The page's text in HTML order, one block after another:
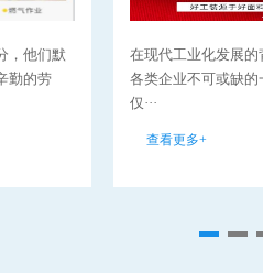
，他们默
勤的劳
在现代工业化发展的
各类企业不可或缺
仅···
查看更多+